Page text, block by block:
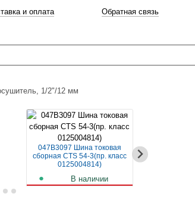
и оплата Обратная связь
1/2"/12 мм
047B3097 Шина токовая
сборная CTS 54-3(пр. класс
0125004814)
В наличии